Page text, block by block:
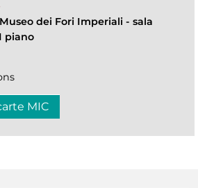
dei Fori Imperiali - sala
piano
MIC